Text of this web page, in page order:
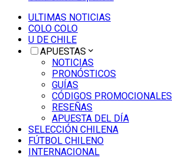
ULTIMAS NOTICIAS
COLO COLO
U DE CHILE
APUESTAS
NOTICIAS
PRONÓSTICOS
GUÍAS
CÓDIGOS PROMOCIONALES
RESEÑAS
APUESTA DEL DÍA
SELECCIÓN CHILENA
FÚTBOL CHILENO
INTERNACIONAL